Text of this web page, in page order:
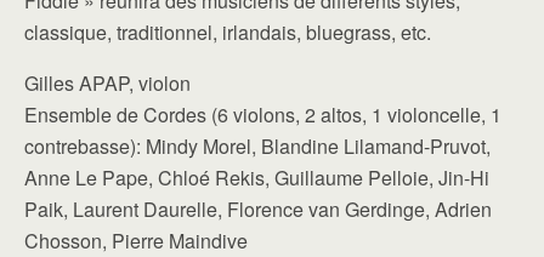
classique, traditionnel, irlandais, bluegrass, etc.
Gilles APAP, violon
Ensemble de Cordes (6 violons, 2 altos, 1 violoncelle, 1
contrebasse): Mindy Morel, Blandine Lilamand-Pruvot,
Anne Le Pape, Chloé Rekis, Guillaume Pelloie, Jin-Hi
Paik, Laurent Daurelle, Florence van Gerdinge, Adrien
Chosson, Pierre Maindive